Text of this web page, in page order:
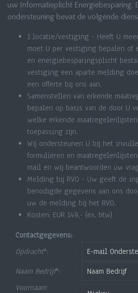
uw Informatieplicht Energiebesparing.
ondersteuning bevat de volgende
1 locatie/vestiging - Heeft U
moet U per vestiging bepalen of
en energiebesparingsplicht
vestiging een aparte melding
een offerte bij ons aan.
Samenstellen van erkende
bepalen op basis van de door U
welke erkende
toepassing zijn.
Wij ondersteunen U bij het
formulieren en
mail en wij beantwoorden uw
Melding bij RVO - Uw geeft de
benodigde gegevens aan ons
uw de melding bij het RVO.
Kosten: EUR 149,- (ex. btw)
Contactgegevens:
Opdracht*:
Naam Bedrijf*:
Voornaam